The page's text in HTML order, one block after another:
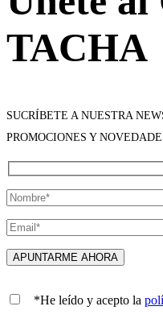
TACHA
SUCRÍBETE A NUESTRA
PROMOCIONES Y
*He leído y acepto la